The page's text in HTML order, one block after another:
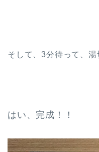
そして、3分待って、湯
はい、完成！！